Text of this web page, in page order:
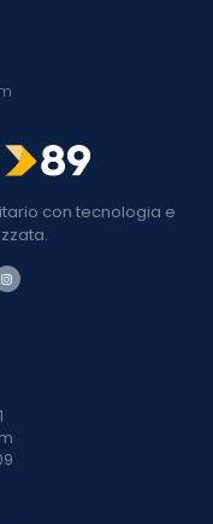
con tecnologia e